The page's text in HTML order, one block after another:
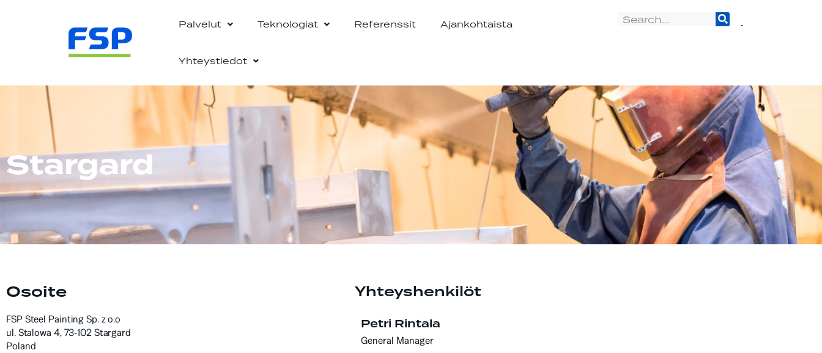
Palvelut Teknologiat Referenssit Ajankohtaista
Yhteystiedot
Stargard
Osoite
FSP Steel Painting Sp. z o.o
ul. Stalowa 4, 73-102 Stargard
Poland
Yhteyshenkilöt
Petri Rintala
General Manager